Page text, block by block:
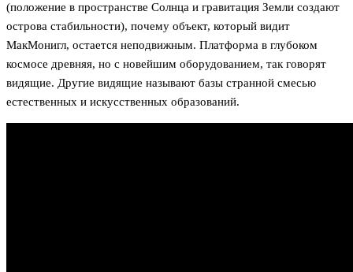
(положение в пространстве Солнца и гравитация Земли создают
острова стабильности), почему объект, который видит
МакМонигл, остается неподвижным. Платформа в глубоком
космосе древняя, но с новейшим оборудованием, так говорят
видящие. Другие видящие называют базы странной смесью
естественных и искусственных образований.